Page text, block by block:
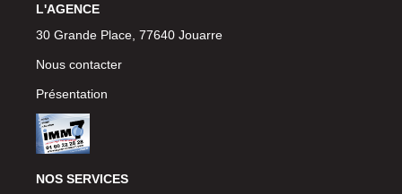
L'AGENCE
30 Grande Place, 77640 Jouarre
Nous contacter
Présentation
NOS SERVICES